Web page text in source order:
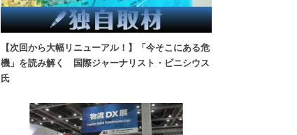
【次回から大幅リニューアル！】「今そこにある危
機」を読み解く 国際ジャーナリスト・ビニシウス
氏